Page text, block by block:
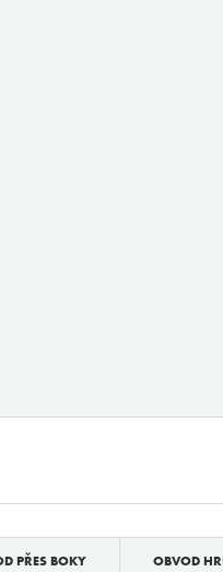
PŘES BOKY OBVOD